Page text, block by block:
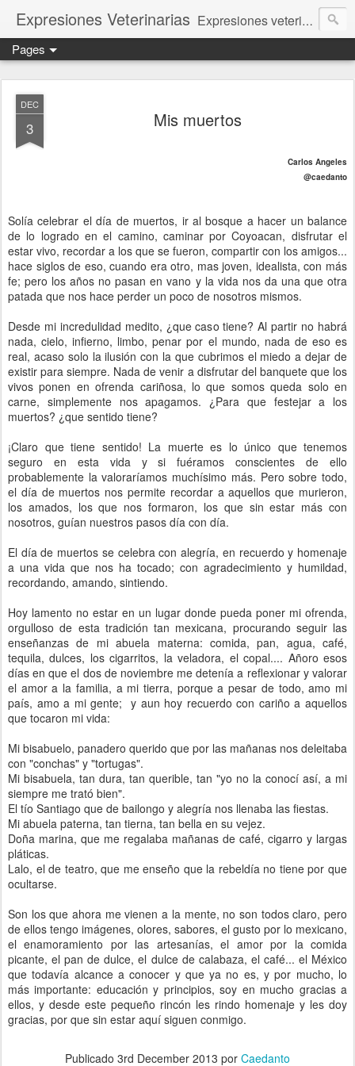
Expresiones Veterinarias Expresiones veterinarias es una publicación en linea de la biblioteca de la Facultad de Veterinaria y Zootecnia de la UNAM
Pages
DEC
3 Mis muertos
Carlos Angeles
@caedanto
Solía celebrar el día de muertos, ir al bosque a hacer un balance
de lo logrado en el camino, caminar por Coyoacan, disfrutar el
estar vivo, recordar a los que se fueron, compartir con los amigos...
hace siglos de eso, cuando era otro, mas joven, idealista, con más
fe; pero los años no pasan en vano y la vida nos da una que otra
patada que nos hace perder un poco de nosotros mismos.
Desde mi incredulidad medito, ¿que caso tiene? Al partir no habrá
nada, cielo, infierno, limbo, penar por el mundo, nada de eso es
real, acaso solo la ilusión con la que cubrimos el miedo a dejar de
existir para siempre. Nada de venir a disfrutar del banquete que los
vivos ponen en ofrenda cariñosa, lo que somos queda solo en
carne, simplemente nos apagamos. ¿Para que festejar a los
muertos? ¿que sentido tiene?
¡Claro que tiene sentido! La muerte es lo único que tenemos
seguro en esta vida y si fuéramos conscientes de ello
probablemente la valoraríamos muchísimo más. Pero sobre todo,
el día de muertos nos permite recordar a aquellos que murieron,
los amados, los que nos formaron, los que sin estar más con
nosotros, guían nuestros pasos día con día.
El día de muertos se celebra con alegría, en recuerdo y homenaje
a una vida que nos ha tocado; con agradecimiento y humildad,
recordando, amando, sintiendo.
Hoy lamento no estar en un lugar donde pueda poner mi ofrenda,
orgulloso de esta tradición tan mexicana, procurando seguir las
enseñanzas de mi abuela materna: comida, pan, agua, café,
tequila, dulces, los cigarritos, la veladora, el copal.... Añoro esos
días en que el dos de noviembre me detenía a reflexionar y valorar
el amor a la familia, a mi tierra, porque a pesar de todo, amo mi
país, amo a mi gente; y aun hoy recuerdo con cariño a aquellos
que tocaron mi vida:
Mi bisabuelo, panadero querido que por las mañanas nos deleitaba
con "conchas" y "tortugas".
Mi bisabuela, tan dura, tan querible, tan "yo no la conocí así, a mi
siempre me trató bien".
El tío Santiago que de bailongo y alegría nos llenaba las fiestas.
Mi abuela paterna, tan tierna, tan bella en su vejez.
Doña marina, que me regalaba mañanas de café, cigarro y largas
pláticas.
Lalo, el de teatro, que me enseño que la rebeldía no tiene por que
ocultarse.
Son los que ahora me vienen a la mente, no son todos claro, pero
de ellos tengo imágenes, olores, sabores, el gusto por lo mexicano,
el enamoramiento por las artesanías, el amor por la comida
picante, el pan de dulce, el dulce de calabaza, el café... el México
que todavía alcance a conocer y que ya no es, y por mucho, lo
más importante: educación y principios, soy en mucho gracias a
ellos, y desde este pequeño rincón les rindo homenaje y les doy
gracias, por que sin estar aquí siguen conmigo.
Publicado 3rd December 2013 por Caedanto